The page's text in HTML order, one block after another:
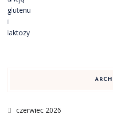
czerwiec 2026